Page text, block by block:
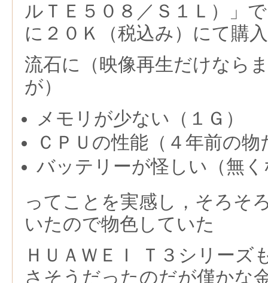
ルＴＥ５０８／Ｓ１Ｌ）」
に２０Ｋ（税込み）にて購入
流石に（映像再生だけなら
が）
メモリが少ない（１Ｇ）
ＣＰＵの性能（４年前の物
バッテリーが怪しい（無
ってことを実感し，そろそ
いたので物色していた
ＨＵＡＷＥＩ Ｔ３シリーズ
さそうだったのだが僅かな